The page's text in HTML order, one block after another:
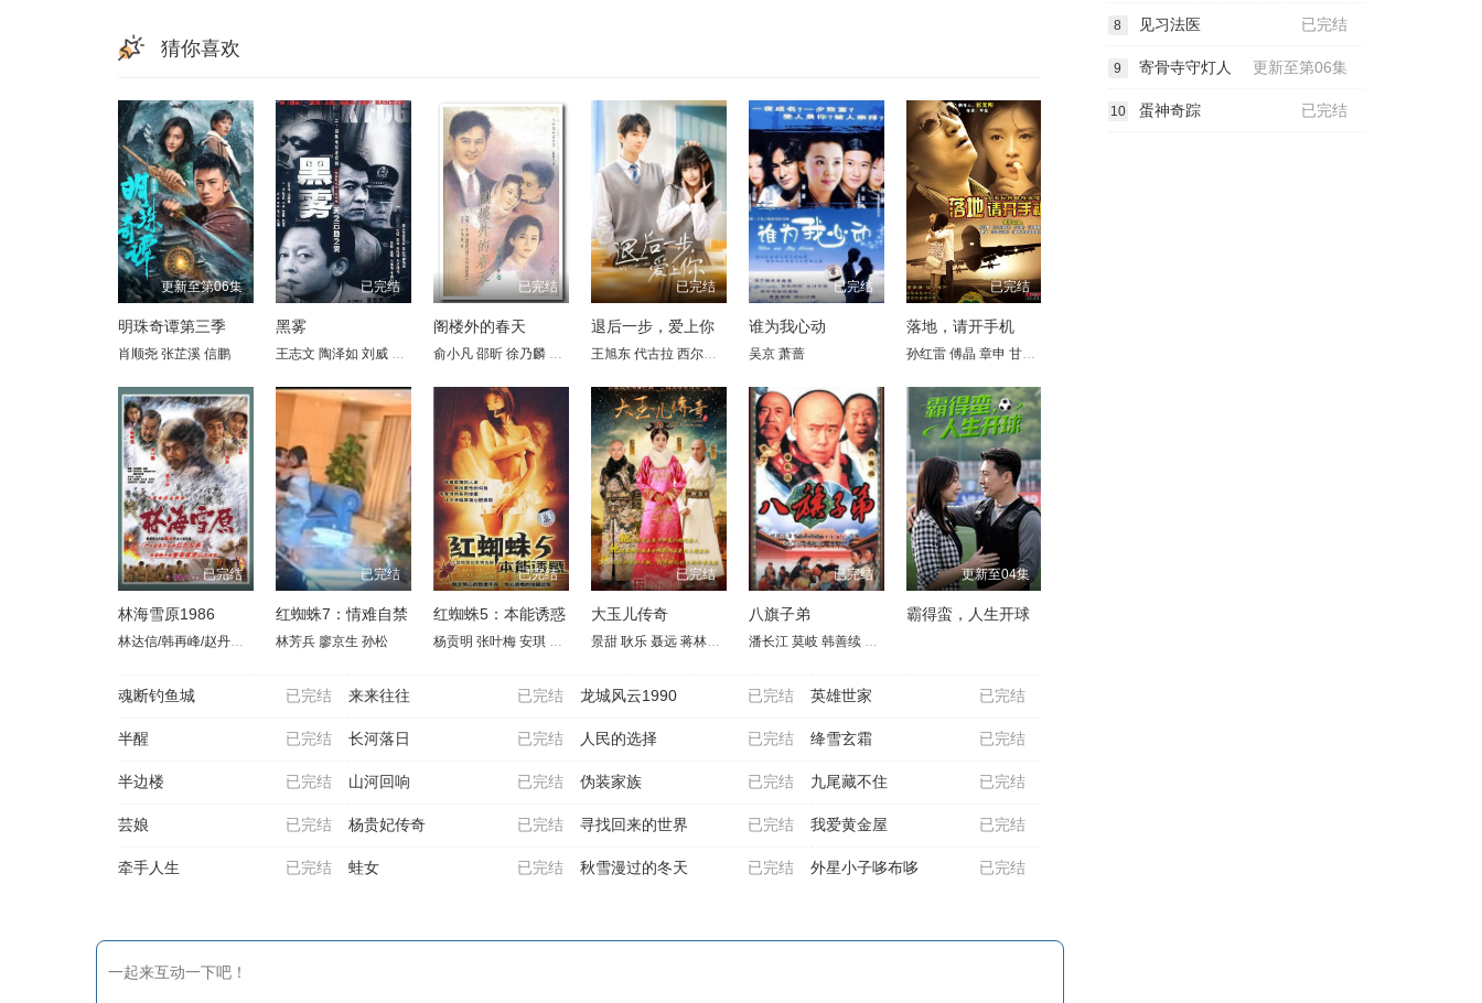
猜你喜欢
更新至第06集
明珠奇谭第三季
肖顺尧 张芷溪 信鹏
已完结
黑雾
王志文 陶泽如 刘威 张晓林 田海蓉 吕凉 孔维 赵雅莉 雷明 翟乃社 吕启凤 林栋甫 于东江 孙岚 王余昌 张黎明 洪融 宋世英
已完结
阁楼外的春天
俞小凡 邵昕 徐乃麟 潘仪君 娄培华 刘世范
已完结
退后一步，爱上你
王旭东 代古拉 西尔扎提 陈静 矫昊 陈樱丹 廖梦妍 瑾颜
已完结
谁为我心动
吴京 萧蔷
已完结
落地，请开手机
孙红雷 傅晶 章申 甘婷婷
已完结
林海雪原1986
已完结
红蜘蛛7：情难自禁
林芳兵 廖京生 孙松
已完结
红蜘蛛5：本能诱惑
杨贡明 张叶梅 安琪 王天妮 李亚天
已完结
大玉儿传奇
景甜 耿乐 聂远 蒋林静 惠英红 于荣光 万沛鑫
已完结
八旗子弟
潘长江 莫岐 韩善续
更新至04集
霸得蛮，人生开球
已完结
魂断钓鱼城 已完结
来来往往 已完结
龙城风云1990 已完结
英雄世家
已完结
半醒 已完结
长河落日 已完结
人民的选择 已完结
绛雪玄霜
已完结
半边楼 已完结
山河回响 已完结
伪装家族 已完结
九尾藏不住
已完结
芸娘 已完结
杨贵妃传奇 已完结
寻找回来的世界 已完结
我爱黄金屋
已完结
牵手人生 已完结
蛙女 已完结
秋雪漫过的冬天 已完结
外星小子哆布哆
已完结
8 见习法医
更新至第06集
9 寄骨寺守灯人
已完结
10 蛋神奇踪